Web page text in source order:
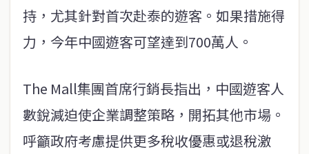
持，尤其針對首次赴泰的遊客。如果措施得
力，今年中國遊客可望達到700萬人。
The Mall集團首席行銷長指出，中國遊客人
數銳減迫使企業調整策略，開拓其他市場。
呼籲政府考慮提供更多稅收優惠或退稅激